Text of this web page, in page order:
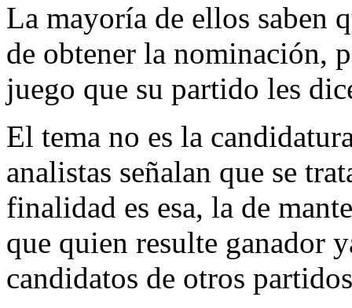
La mayoría de ellos saben
de obtener la nominación,
juego que su partido les
El tema no es la
analistas señalan que se
finalidad es esa, la de
que quien resulte ganador
candidatos de otros